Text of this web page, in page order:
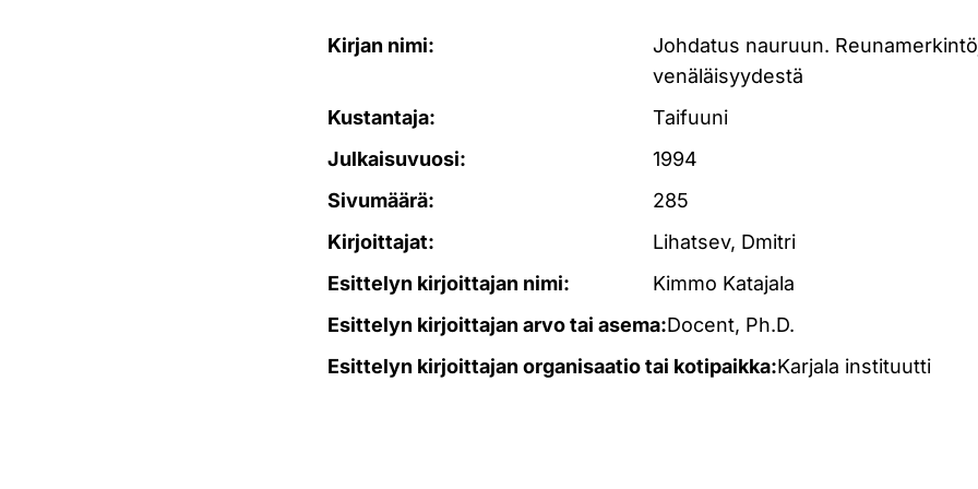
Kirjan nimi:
Johdatus nauruun.
venäläisyydestä
Kustantaja:
Taifuuni
Julkaisuvuosi:
1994
Sivumäärä:
285
Kirjoittajat:
Lihatsev, Dmitri
Esittelyn kirjoittajan nimi:
Kimmo Katajala
Esittelyn kirjoittajan arvo tai asema:Docent, Ph.D.
Esittelyn kirjoittajan organisaatio tai kotipaikka:Karjala instituutti